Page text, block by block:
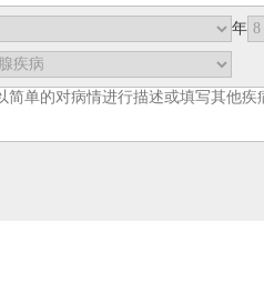
年